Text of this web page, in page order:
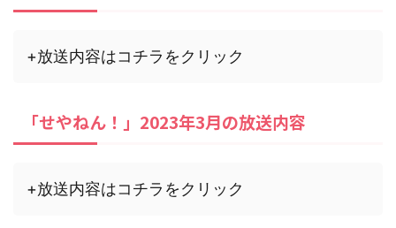
+放送内容はコチラをクリック
「せやねん！」2023年3月の放送内容
+放送内容はコチラをクリック